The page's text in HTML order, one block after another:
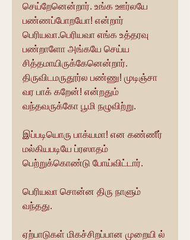
செய்றேனென்றார். உங்க ஊர்லயே
பண்ணப்போறயோ! என்றார்
பெரியவா.பெரியவா எங்க உத்தரவு
பண்றாளோ அங்கயே செய்ய
சித்தமாயிருக்கேனென்றார்.
திருவிடமருதூர்ல பண்ணு! முடிஞ்சா
வர பாக் கறேன்! என்றதும்
வந்தவருக்கோ பூமி நழுவிற்று.
இப்படியொரு பாக்யமா! என கண்ணீர்
மல்கியபடியே ப்ரஸாதம்
பெற்றுக்கொண்டு போய்விட்டார்.
பெரியவா சொன்ன திரு நாளும்
வந்தது.
ஏற்பாடுகள் மிகச்சிறப்பான முறையி ல்